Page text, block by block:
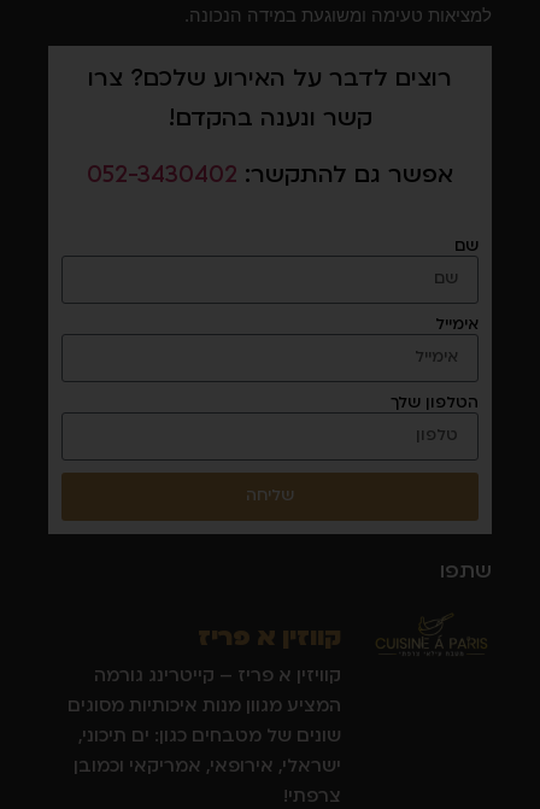
למציאות טעימה ומשוגעת במידה הנכונה.
רוצים לדבר על האירוע שלכם? צרו
קשר ונענה בהקדם!
אפשר גם להתקשר: 052-3430402
שם
אימייל
הטלפון שלך
שליחה
שתפו
קווזין א פריז
קוויזין א פריז – קייטרינג גורמה
המציע מגוון מנות איכותיות מסוגים
שונים של מטבחים כגון: ים תיכוני,
ישראלי, אירופאי, אמריקאי וכמובן
צרפתי!